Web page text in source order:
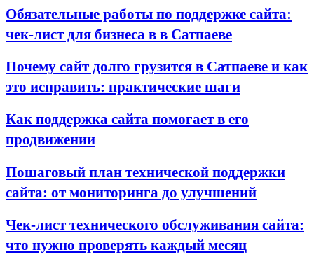
Обязательные работы по поддержке сайта:
чек-лист для бизнеса в в Сатпаеве
Почему сайт долго грузится в Сатпаеве и как
это исправить: практические шаги
Как поддержка сайта помогает в его
продвижении
Пошаговый план технической поддержки
сайта: от мониторинга до улучшений
Чек-лист технического обслуживания сайта:
что нужно проверять каждый месяц